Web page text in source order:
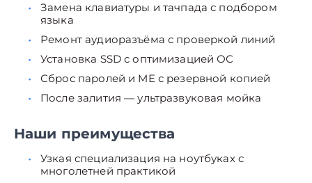
Замена клавиатуры и тачпада с подбором
языка
Ремонт аудиоразъёма с проверкой линий
Установка SSD с оптимизацией ОС
Сброс паролей и ME с резервной копией
После залития — ультразвуковая мойка
Наши преимущества
Узкая специализация на ноутбуках с
многолетней практикой